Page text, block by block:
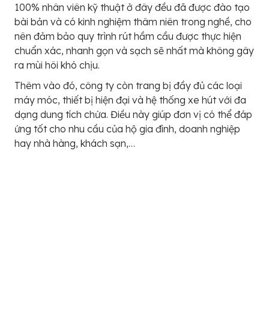
100% nhân viên kỹ thuật ở đây đều đã được đào tạo
bài bản và có kinh nghiệm thâm niên trong nghề, cho
nên đảm bảo quy trình rút hầm cầu được thực hiện
chuẩn xác, nhanh gọn và sạch sẽ nhất mà không gây
ra mùi hôi khó chịu.
Thêm vào đó, công ty còn trang bị đầy đủ các loại
máy móc, thiết bị hiện đại và hệ thống xe hút với đa
dạng dung tích chứa. Điều này giúp đơn vị có thể đáp
ứng tốt cho nhu cầu của hộ gia đình, doanh nghiệp
hay nhà hàng, khách sạn,…